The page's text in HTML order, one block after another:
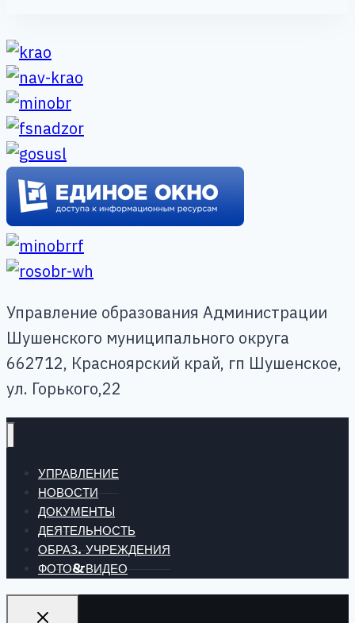
Управление образования Администрации
Шушенского муниципального округа
662712, Красноярский край, гп Шушенское,
ул. Горького,22
УПРАВЛЕНИЕ
НОВОСТИ
ДОКУМЕНТЫ
ДЕЯТЕЛЬНОСТЬ
ОБРАЗ. УЧРЕЖДЕНИЯ
ФОТО&ВИДЕО